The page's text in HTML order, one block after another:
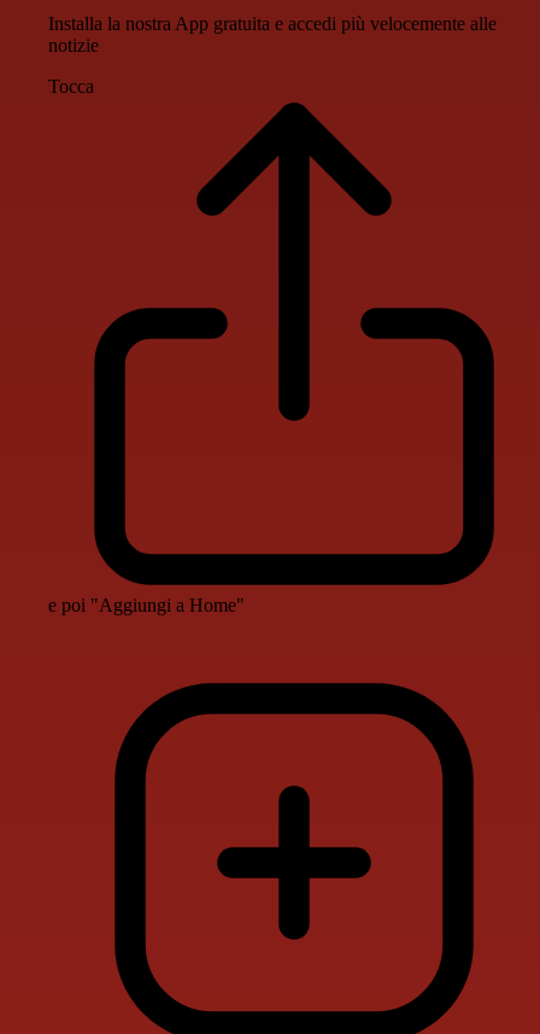
Installa la nostra App gratuita e accedi più velocemente alle
notizie
Tocca
e poi "Aggiungi a Home"